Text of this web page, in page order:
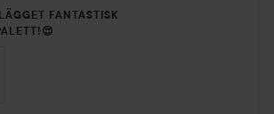
FANTASTISK